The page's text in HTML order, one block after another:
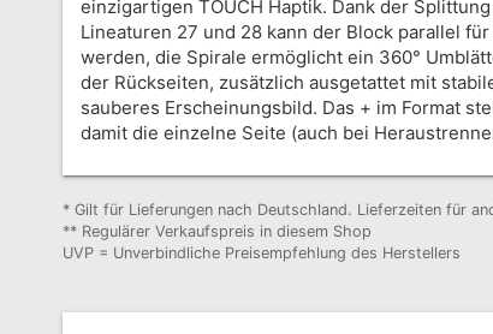
einzigartigen TOUCH Haptik. Dank der
Lineaturen 27 und 28 kann der Block parallel
werden, die Spirale ermöglicht ein 360°
der Rückseiten, zusätzlich ausgetattet mit
sauberes Erscheinungsbild. Das + im Format
damit die einzelne Seite (auch bei
* Gilt für Lieferungen nach Deutschland. Lieferzeiten für
** Regulärer Verkaufspreis in diesem Shop
UVP = Unverbindliche Preisempfehlung des Herstellers